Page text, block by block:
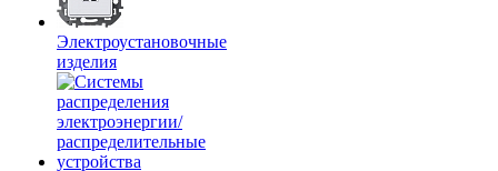
Электроустановочные
изделия